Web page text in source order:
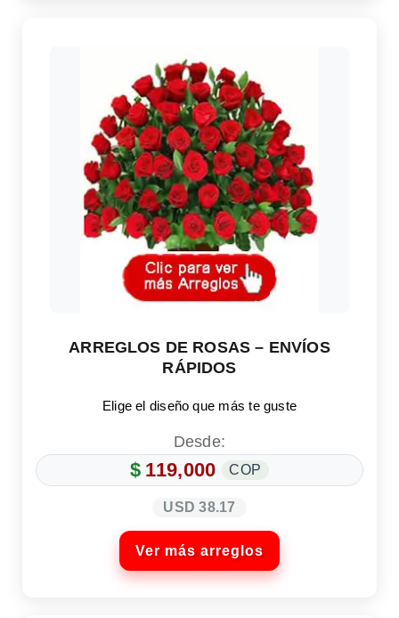
ARREGLOS DE ROSAS – ENVÍOS
RÁPIDOS
Elige el diseño que más te guste
Desde:
$ 119,000 COP
USD 38.17
Ver más arreglos